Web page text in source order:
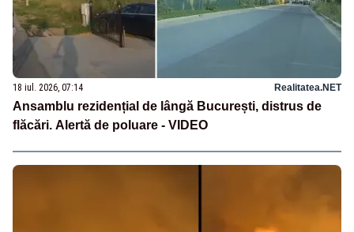
18 iul. 2026, 07:14 Realitatea.NET
Ansamblu rezidențial de lângă București, distrus de
flăcări. Alertă de poluare - VIDEO